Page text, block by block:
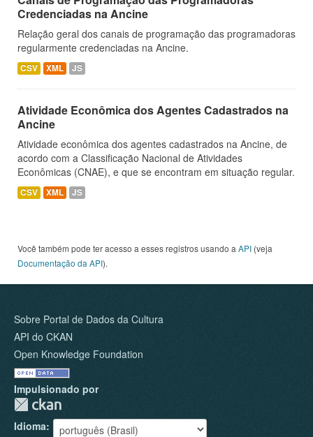
Credenciadas na Ancine
Relação geral dos canais de programação das programadoras
regularmente credenciadas na Ancine.
CSV XML JS
Atividade Econômica dos Agentes Cadastrados na
Ancine
Atividade econômica dos agentes cadastrados na Ancine, de
acordo com a Classificação Nacional de Atividades
Econômicas (CNAE), e que se encontram em situação regular.
CSV XML JS
Você também pode ter acesso a esses registros usando a API (veja
Documentação da API).
Sobre Portal de Dados da Cultura
API do CKAN
Open Knowledge Foundation
Impulsionado por
Idioma